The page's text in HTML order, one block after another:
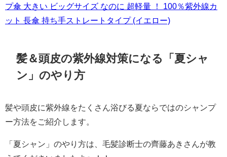
プ傘 大きい ビッグサイズ なのに 超軽量 ！ 100％紫外線カ
ット 長傘 持ち手ストレートタイプ (イエロー)
髪＆頭皮の紫外線対策になる「夏シャ
ン」のやり方
髪や頭皮に紫外線をたくさん浴びる夏ならではのシャンプ
ー方法をご紹介します。
「夏シャン」のやり方は、毛髪診断士の齊藤あきさんが教